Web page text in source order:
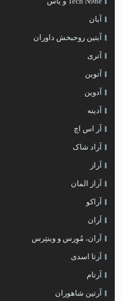
آبان
آبتین روحبخش داوران
آتری
آتوین
آدوین
آدینه
آر اس اچ
آراد شاک
آراز
آراز المان
آراکو
آران
آران، مُوِرس و وینتِرس
آرتا اسدی
آرتام
آرتين شاهوران